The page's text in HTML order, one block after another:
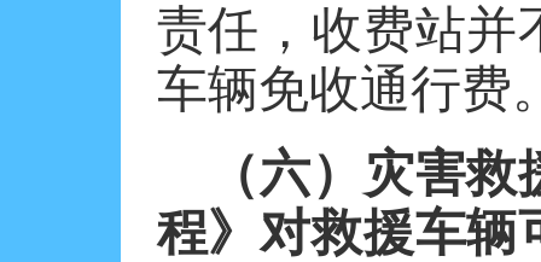
责任，收费站并
车辆免收通行费
（六）灾害
程》对救援车辆